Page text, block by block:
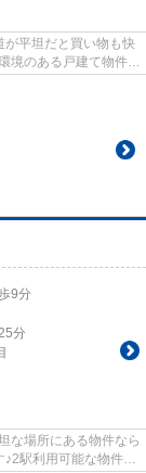
が平坦だと買い物も快
境のある戸建て物件で
9分
分
な場所にある物件なら
駅利用可能な物件な